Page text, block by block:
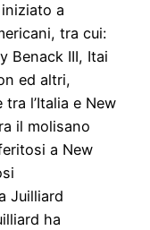
a
tra cui:
Benack III, Itai
ed altri,
l’Italia e New
il molisano
a New
Juilliard
ha